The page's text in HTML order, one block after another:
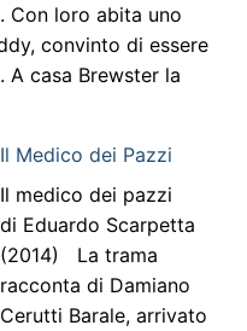
Con loro abita uno
convinto di essere
A casa Brewster la
Il Medico dei Pazzi
Il medico dei pazzi
di Eduardo Scarpetta
(2014) La trama
racconta di Damiano
Cerutti Barale, arrivato